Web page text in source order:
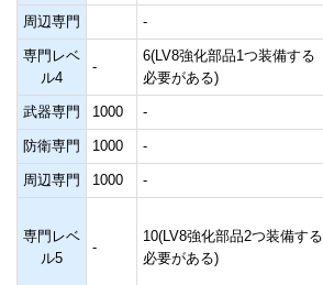
周辺専門 -
専門レベ
ル4
-
6(LV8強化部品1つ装備する
必要がある)
武器専門 1000 -
防衛専門 1000 -
周辺専門 1000 -
専門レベ
ル5
-
10(LV8強化部品2つ装備する
必要がある)